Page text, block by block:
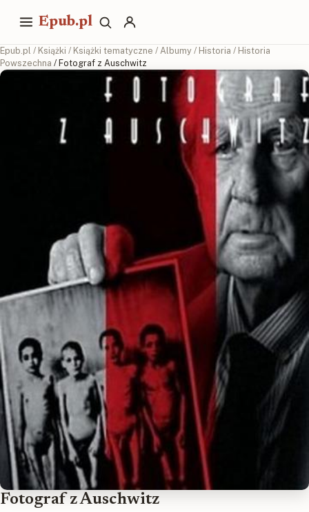
Epub.pl
Epub.pl / Książki / Książki tematyczne / Albumy / Historia / Historia
Powszechna / Fotograf z Auschwitz
Fotograf z Auschwitz